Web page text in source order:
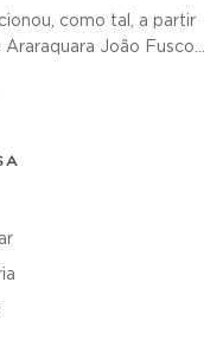
como tal, a partir
João Fusco...